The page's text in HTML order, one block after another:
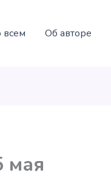
всем Об авторе
мая